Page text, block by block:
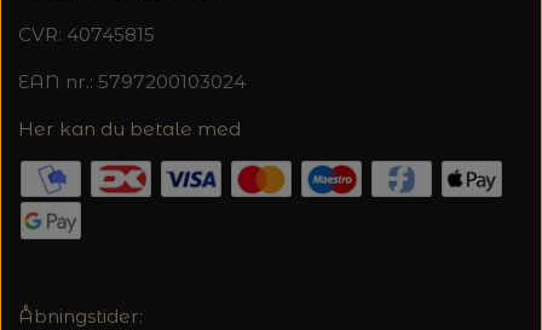
CVR: 40745815
EAN nr.: 5797200103024
Her kan du betale med
Åbningstider: